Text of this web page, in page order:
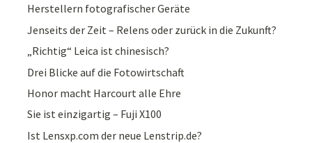
Herstellern fotografischer Geräte
Jenseits der Zeit – Relens oder zurück in die Zukunft?
„Richtig“ Leica ist chinesisch?
Drei Blicke auf die Fotowirtschaft
Honor macht Harcourt alle Ehre
Sie ist einzigartig – Fuji X100
Ist Lensxp.com der neue Lenstrip.de?